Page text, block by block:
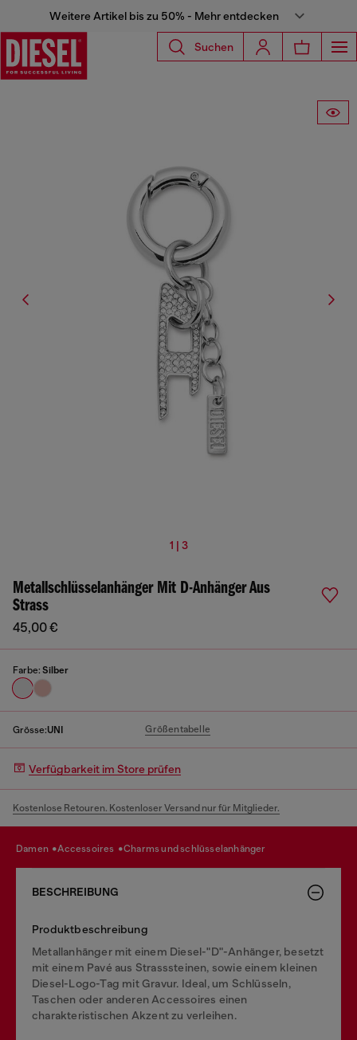
Weitere Artikel bis zu 50% - Mehr entdecken
Suchen
1 | 3
Metallschlüsselanhänger Mit D-Anhänger Aus
Strass
45,00 €
Farbe: Silber
Grösse:UNI Größentabelle
Verfügbarkeit im Store prüfen
Kostenlose Retouren. Kostenloser Versand nur für Mitglieder.
damen accessoires charms und schlüsselanhänger
BESCHREIBUNG
Produktbeschreibung
Metallanhänger mit einem Diesel-"D"-Anhänger, besetzt
mit einem Pavé aus Strasssteinen, sowie einem kleinen
Diesel-Logo-Tag mit Gravur. Ideal, um Schlüsseln,
Taschen oder anderen Accessoires einen
charakteristischen Akzent zu verleihen.